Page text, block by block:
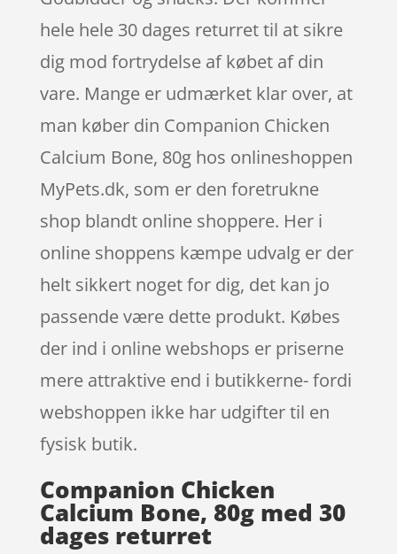
hele hele 30 dages returret til at sikre
dig mod fortrydelse af købet af din
vare. Mange er udmærket klar over, at
man køber din Companion Chicken
Calcium Bone, 80g hos onlineshoppen
MyPets.dk, som er den foretrukne
shop blandt online shoppere. Her i
online shoppens kæmpe udvalg er der
helt sikkert noget for dig, det kan jo
passende være dette produkt. Købes
der ind i online webshops er priserne
mere attraktive end i butikkerne- fordi
webshoppen ikke har udgifter til en
fysisk butik.
Companion Chicken
Calcium Bone, 80g med 30
dages returret